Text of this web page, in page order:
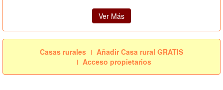
Ver Más
Casas rurales
Añadir Casa rural GRATIS
Acceso propietarios